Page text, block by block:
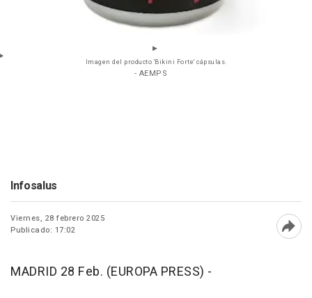
Imagen del producto 'Bikini Forte' cápsulas.
- AEMPS
Infosalus
Viernes, 28 febrero 2025
Publicado: 17:02
MADRID 28 Feb. (EUROPA PRESS) -